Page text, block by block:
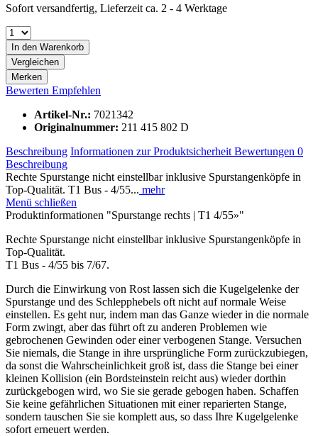
Sofort versandfertig, Lieferzeit ca. 2 - 4 Werktage
In den Warenkorb
Vergleichen
Merken
Bewerten Empfehlen
Artikel-Nr.: 7021342
Originalnummer: 211 415 802 D
Beschreibung Informationen zur Produktsicherheit Bewertungen 0
Beschreibung
Rechte Spurstange nicht einstellbar inklusive Spurstangenköpfe in
Top-Qualität. T1 Bus - 4/55... mehr
Menü schließen
Produktinformationen "Spurstange rechts | T1 4/55»"
Rechte Spurstange nicht einstellbar inklusive Spurstangenköpfe in
Top-Qualität.
T1 Bus - 4/55 bis 7/67.
Durch die Einwirkung von Rost lassen sich die Kugelgelenke der
Spurstange und des Schlepphebels oft nicht auf normale Weise
einstellen. Es geht nur, indem man das Ganze wieder in die normale
Form zwingt, aber das führt oft zu anderen Problemen wie
gebrochenen Gewinden oder einer verbogenen Stange. Versuchen
Sie niemals, die Stange in ihre ursprüngliche Form zurückzubiegen,
da sonst die Wahrscheinlichkeit groß ist, dass die Stange bei einer
kleinen Kollision (ein Bordsteinstein reicht aus) wieder dorthin
zurückgebogen wird, wo Sie sie gerade gebogen haben. Schaffen
Sie keine gefährlichen Situationen mit einer reparierten Stange,
sondern tauschen Sie sie komplett aus, so dass Ihre Kugelgelenke
sofort erneuert werden.